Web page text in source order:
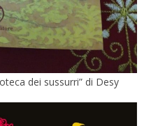
dei sussurri” di Desy